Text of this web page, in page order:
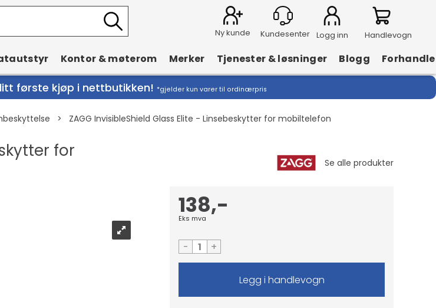
Ny kunde Logg inn Handlevogn
Kontor & møterom Merker Tjenester & løsninger Blogg
første kjøp i nettbutikken! *gjelder kun varer til ordinærpris
> ZAGG InvisibleShield Glass Elite - Linsebeskytter for mobiltelefon
for
138,-
Eks mva
- +